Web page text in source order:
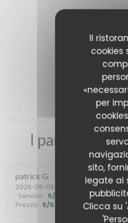
Il
cookies
per
sito,
legate ai
Clicca su
I pareri dei
patrick G
2026-08-06 - 12:15 - Ospiti 2
Servizio : 5/5 Atmosfera:5/5
Prezzo : 5/5